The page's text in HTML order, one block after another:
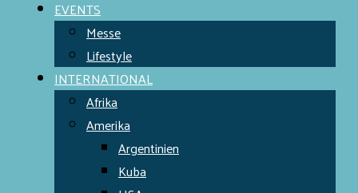
EVENTS
Messe
Lifestyle
INTERNATIONAL
Afrika
Amerika
Argentinien
Kuba